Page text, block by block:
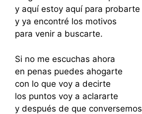
y aquí estoy aquí para probarte
y ya encontré los motivos
para venir a buscarte.
Si no me escuchas ahora
en penas puedes ahogarte
con lo que voy a decirte
los puntos voy a aclararte
y después de que conversemos